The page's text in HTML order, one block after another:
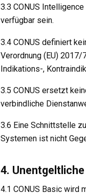
3.3 CONUS
verfügbar sein.
3.4 CONUS definiert
Verordnung (EU)
Indikations-,
3.5 CONUS ersetzt
verbindliche
3.6 Eine Schnittstelle
Systemen ist nicht
4.
4.1 CONUS Basic